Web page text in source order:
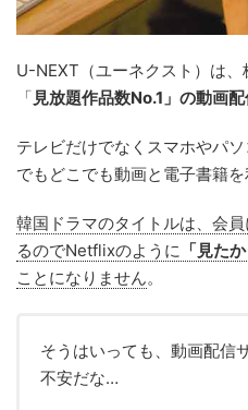
U-NEXT（ユーネクスト）は
「 見放題作品数No.1」の動画
テレビだけでなくスマホやパ
でもどこでも動画と電子書籍を
韓国ドラマのタイトルは、会
るのでNetflixのように 「見た
ことになりません。
そうはいっても、動画配信
不安だな…